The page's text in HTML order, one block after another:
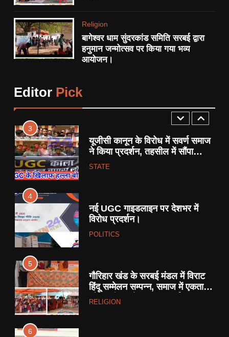
Religion
बागेश्वर धाम सुंदरकांड समिति सरबई द्वारा
हनुमान जन्मोत्सव पर किया गया भव्य
आयोजन।
Editor Pick
प्रदर्शन:
STATE
2
उबाल।
3
यूजीसी कानून के विरोध में सवर्ण समाज
ने किया प्रदर्शन, तहसील में सौंपा
ज्ञापन।
STATE
4
नई UGC गाइडलाइन पर देशभर में
विरोध प्रदर्शन।
POLITICS
5
गौरिहार खंड के सरबई मंडल में विराट
हिंदू सम्मेलन सम्पन्न, समाज में एकता
और जातिगत भेदभाव पर चर्चा ।
RELIGION
6